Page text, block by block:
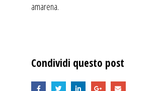
amarena.
Condividi questo post